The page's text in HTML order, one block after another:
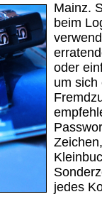
Mainz.
beim
oder
um sich
jedes